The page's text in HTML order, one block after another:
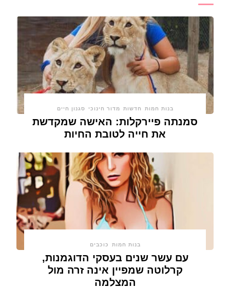
בנות חמות חדשות מדור חינוכי סגנון חיים
סמנתה פיירקלות: האישה שמקדשת
את חייה לטובת החיות
בנות חמות כוכבים
עם עשר שנים בעסקי הדוגמנות,
קרלוטה שמפיין אינה זרה מול
המצלמה